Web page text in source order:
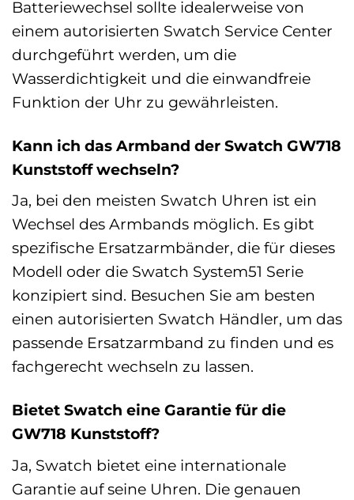
Batteriewechsel sollte idealerweise von
einem autorisierten Swatch Service Center
durchgeführt werden, um die
Wasserdichtigkeit und die einwandfreie
Funktion der Uhr zu gewährleisten.
Kann ich das Armband der Swatch GW718
Kunststoff wechseln?
Ja, bei den meisten Swatch Uhren ist ein
Wechsel des Armbands möglich. Es gibt
spezifische Ersatzarmbänder, die für dieses
Modell oder die Swatch System51 Serie
konzipiert sind. Besuchen Sie am besten
einen autorisierten Swatch Händler, um das
passende Ersatzarmband zu finden und es
fachgerecht wechseln zu lassen.
Bietet Swatch eine Garantie für die
GW718 Kunststoff?
Ja, Swatch bietet eine internationale
Garantie auf seine Uhren. Die genauen